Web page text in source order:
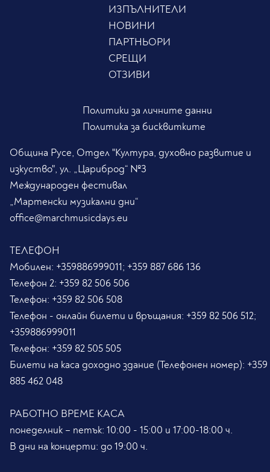
ИЗПЪЛНИТЕЛИ
НОВИНИ
ПАРТНЬОРИ
СРЕЩИ
ОТЗИВИ
Политики за личните данни
Политика за бисквитките
Община Русе, Отдел "Култура, духовно развитие и
изкуство", ул. „Цариброд“ №3
Международен фестивал
„Мартенски музикални дни“
office@marchmusicdays.eu
ТЕЛЕФОН
Мобилен: +359886999011; +359 887 686 136
Телефон 2: +359 82 506 506
Телефон: +359 82 506 508
Телефон - онлайн билети и връщания: +359 82 506 512;
+359886999011
Телефон: +359 82 505 505
Билети на каса доходно здание (Телефонен номер): +359
885 462 048
РАБОТНО ВРЕМЕ КАСА
понеделник – петък: 10:00 - 15:00 и 17:00-18:00 ч.
В дни на концерти: до 19:00 ч.